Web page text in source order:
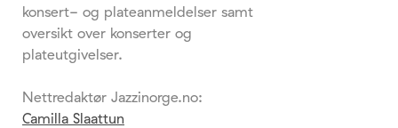
konsert- og plateanmeldelser samt
oversikt over konserter og
plateutgivelser.
Nettredaktør Jazzinorge.no:
Camilla Slaattun